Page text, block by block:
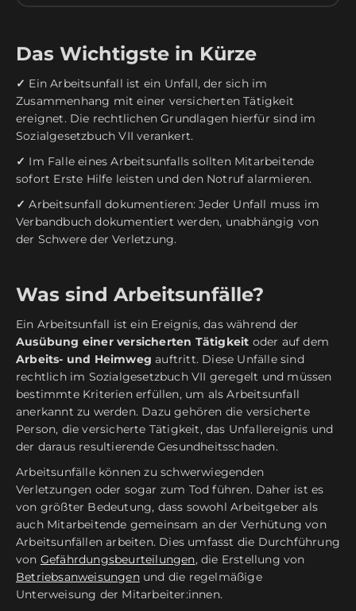
Das Wichtigste in Kürze
✓ Ein Arbeitsunfall ist ein Unfall, der sich im
Zusammenhang mit einer versicherten Tätigkeit
ereignet. Die rechtlichen Grundlagen hierfür sind im
Sozialgesetzbuch VII verankert.
✓ Im Falle eines Arbeitsunfalls sollten Mitarbeitende
sofort Erste Hilfe leisten und den Notruf alarmieren.
✓ Arbeitsunfall dokumentieren: Jeder Unfall muss im
Verbandbuch dokumentiert werden, unabhängig von
der Schwere der Verletzung.
Was sind Arbeitsunfälle?
Ein Arbeitsunfall ist ein Ereignis, das während der
Ausübung einer versicherten Tätigkeit oder auf dem
Arbeits- und Heimweg auftritt. Diese Unfälle sind
rechtlich im Sozialgesetzbuch VII geregelt und müssen
bestimmte Kriterien erfüllen, um als Arbeitsunfall
anerkannt zu werden. Dazu gehören die versicherte
Person, die versicherte Tätigkeit, das Unfallereignis und
der daraus resultierende Gesundheitsschaden.
Arbeitsunfälle können zu schwerwiegenden
Verletzungen oder sogar zum Tod führen. Daher ist es
von größter Bedeutung, dass sowohl Arbeitgeber als
auch Mitarbeitende gemeinsam an der Verhütung von
Arbeitsunfällen arbeiten. Dies umfasst die Durchführung
von Gefährdungsbeurteilungen, die Erstellung von
Betriebsanweisungenund die regelmäßige
Unterweisung der Mitarbeiter:innen.